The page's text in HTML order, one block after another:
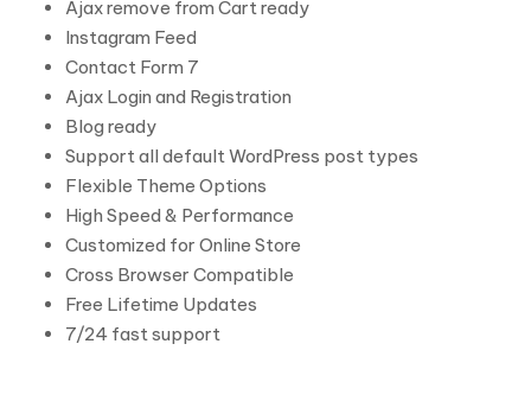
Ajax remove from Cart ready
Instagram Feed
Contact Form 7
Ajax Login and Registration
Blog ready
Support all default WordPress post types
Flexible Theme Options
High Speed & Performance
Customized for Online Store
Cross Browser Compatible
Free Lifetime Updates
7/24 fast support